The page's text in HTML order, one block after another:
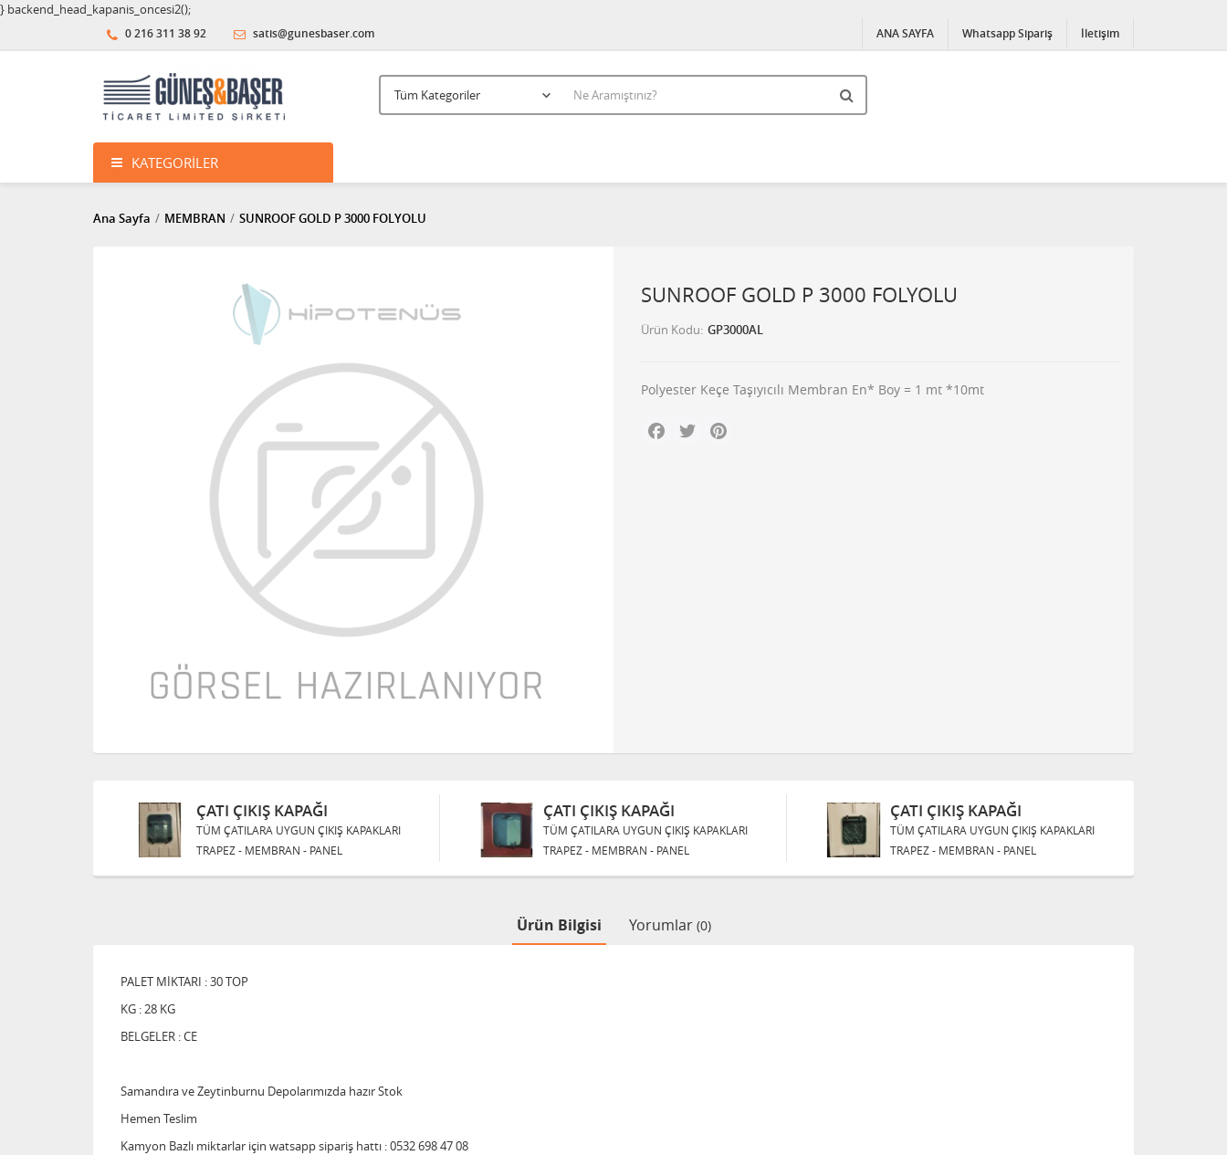
} backend_head_kapanis_oncesi2();
0 216 311 38 92 satis@gunesbaser.com ANA SAYFA Whatsapp Sipariş İletişim
KATEGORILER
Ana Sayfa MEMBRAN SUNROOF GOLD P 3000 FOLYOLU
SUNROOF GOLD P 3000 FOLYOLU
Ürün Kodu GP3000AL
Polyester Keçe Taşıyıcılı Membran En* Boy = 1 mt *10mt
Facebook
Twitter
ÇATI ÇIKIŞ KAPAĞI
TÜM ÇATILARA UYGUN ÇIKIŞ KAPAKLARI
TRAPEZ - MEMBRAN - PANEL
ÇATI ÇIKIŞ KAPAĞI
TÜM ÇATILARA UYGUN ÇIKIŞ KAPAKLARI
TRAPEZ - MEMBRAN - PANEL
ÇATI ÇIKIŞ KAPAĞI
TÜM ÇATILARA UYGUN ÇIKIŞ KAPAKLARI
TRAPEZ - MEMBRAN - PANEL
Ürün Bilgisi Yorumlar (0)
PALET MİKTARI : 30 TOP
KG : 28 KG
BELGELER : CE
Samandıra ve Zeytinburnu Depolarımızda hazır Stok
Hemen Teslim
Kamyon Bazlı miktarlar için watsapp sipariş hattı : 0532 698 47 08